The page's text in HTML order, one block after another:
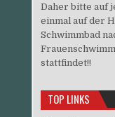
Daher bitte auf
einmal auf der
Schwimmbad
stattfindet!!
TOP LINKS